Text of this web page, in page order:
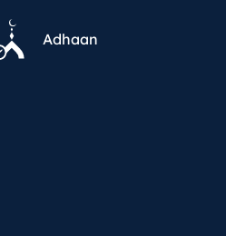
Adhaan